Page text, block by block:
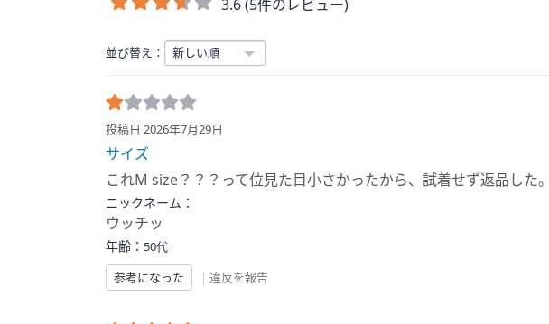
3.6 (5件のレビュー)
並び替え：
投稿日 2026年7月29日
サイズ
これM size？？？って位見た目小さかったから、試着せず返品した。
ニックネーム：
ウッチッ
年齢： 50代
参考になった
| 違反を報告